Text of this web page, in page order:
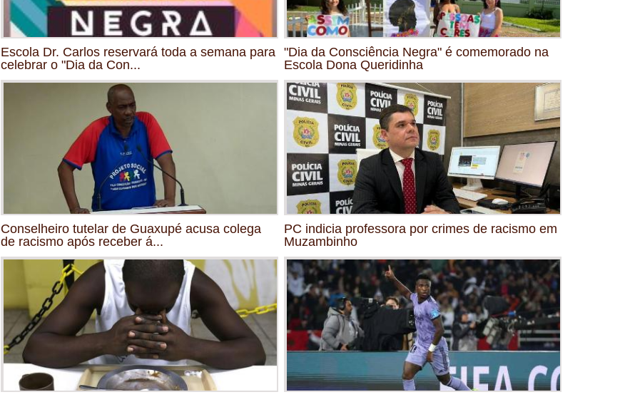
Escola Dr. Carlos reservará toda a semana para
celebrar o "Dia da Con...
"Dia da Consciência Negra" é comemorado na
Escola Dona Queridinha
Conselheiro tutelar de Guaxupé acusa colega
de racismo após receber á...
PC indicia professora por crimes de racismo em
Muzambinho